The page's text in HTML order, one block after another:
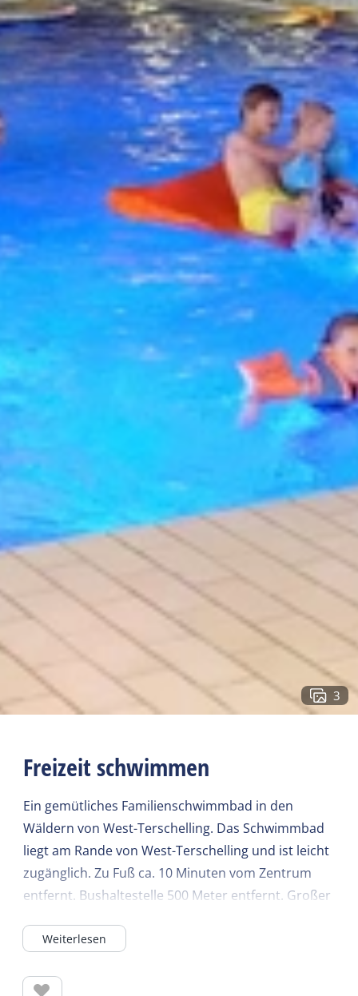
3
Freizeit schwimmen
Ein gemütliches Familienschwimmbad in den
Wäldern von West-Terschelling. Das Schwimmbad
liegt am Rande von West-Terschelling und ist leicht
zugänglich. Zu Fuß ca. 10 Minuten vom Zentrum
entfernt. Bushaltestelle 500 Meter entfernt. Großer
Familienbad. Der Pool hat eine Tiefe von 1,60 m bis
Weiterlesen